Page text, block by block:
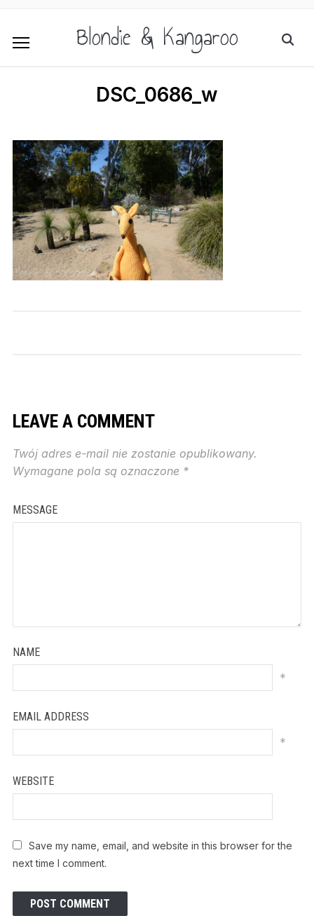
Blondie & Kangaroo
DSC_0686_w
LEAVE A COMMENT
Twój adres e-mail nie zostanie opublikowany.
Wymagane pola są oznaczone *
MESSAGE
NAME
*
EMAIL ADDRESS
*
WEBSITE
Save my name, email, and website in this browser for the
next time I comment.